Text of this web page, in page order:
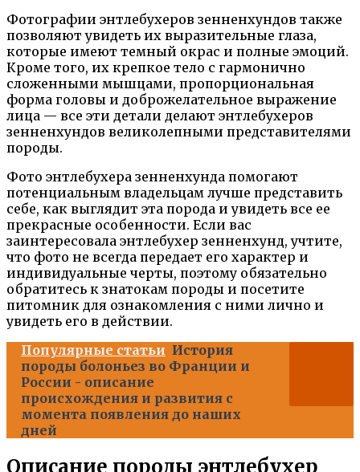
Фотографии энтлебухеров зенненхундов также
позволяют увидеть их выразительные глаза,
которые имеют темный окрас и полные эмоций.
Кроме того, их крепкое тело с гармонично
сложенными мышцами, пропорциональная
форма головы и доброжелательное выражение
лица — все эти детали делают энтлебухеров
зенненхундов великолепными представителями
породы.
Фото энтлебухера зенненхунда помогают
потенциальным владельцам лучше представить
себе, как выглядит эта порода и увидеть все ее
прекрасные особенности. Если вас
заинтересовала энтлебухер зенненхунд, учтите,
что фото не всегда передает его характер и
индивидуальные черты, поэтому обязательно
обратитесь к знатокам породы и посетите
питомник для ознакомления с ними лично и
увидеть его в действии.
Популярные статьи История
породы болоньез во Франции и
России - описание
происхождения и развития с
момента появления до наших
дней